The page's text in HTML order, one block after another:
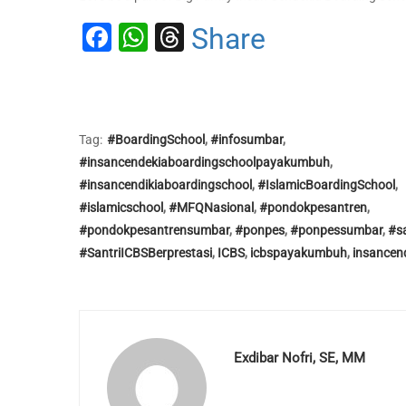
Facebook
WhatsApp
Threads
Share
Tag: #BoardingSchool ,#infosumbar,
#insancendekiaboardingschoolpayakumbuh,
#insancendikiaboardingschool ,#IslamicBoardingSchool ,
#islamicschool ,#MFQNasional ,#pondokpesantren,
#pondokpesantrensumbar,#ponpes,#ponpessumbar,
#SantriICBSBerprestasi, ICBS, icbspayakumbuh,
Exdibar Nofri, SE, MM